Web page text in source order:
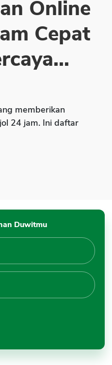
Online
Cepat
memberikan
24 jam. Ini daftar
Duwitmu